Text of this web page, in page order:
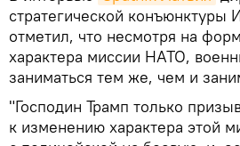
стратегической конъюнктуры
отметил, что несмотря на
характера миссии НАТО,
заниматься тем же, чем и
"Господин Трамп только
к изменению характера этой